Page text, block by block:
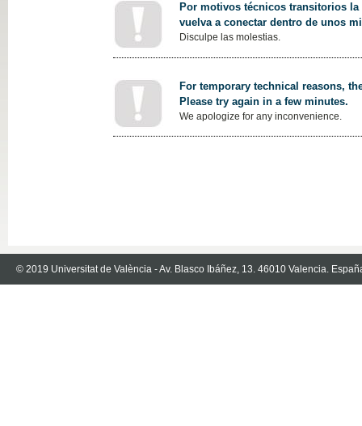
Por motivos técnicos transitorios
vuelva a conectar dentro de unos
Disculpe las molestias.
For temporary technical reasons,
Please try again in a few minutes.
We apologize for any inconvenience.
© 2019 Universitat de València - Av. Blasco Ibáñez, 13. 46010 Valencia.